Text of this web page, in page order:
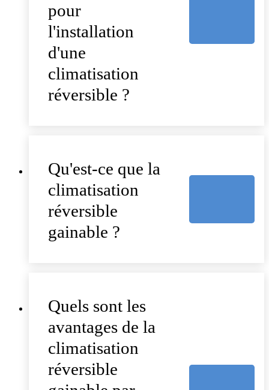
pour
l'installation
d'une
climatisation
réversible ?
Qu'est-ce que la
climatisation
réversible
gainable ?
Quels sont les
avantages de la
climatisation
réversible